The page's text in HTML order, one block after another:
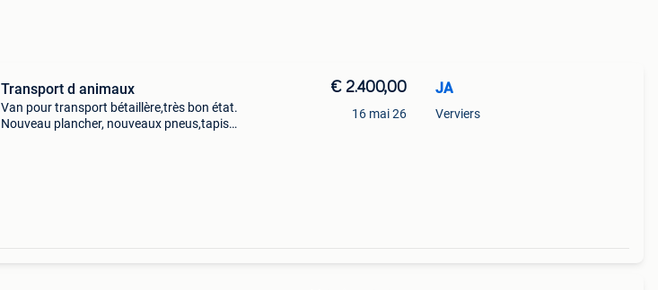
Transport d animaux
Van pour transport bétaillère,très bon état.
Nouveau plancher, nouveaux pneus,tapis
€ 2.400,00
16 mai 26
JA
Verviers